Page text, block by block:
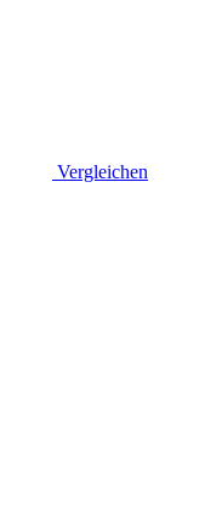
Vergleichen